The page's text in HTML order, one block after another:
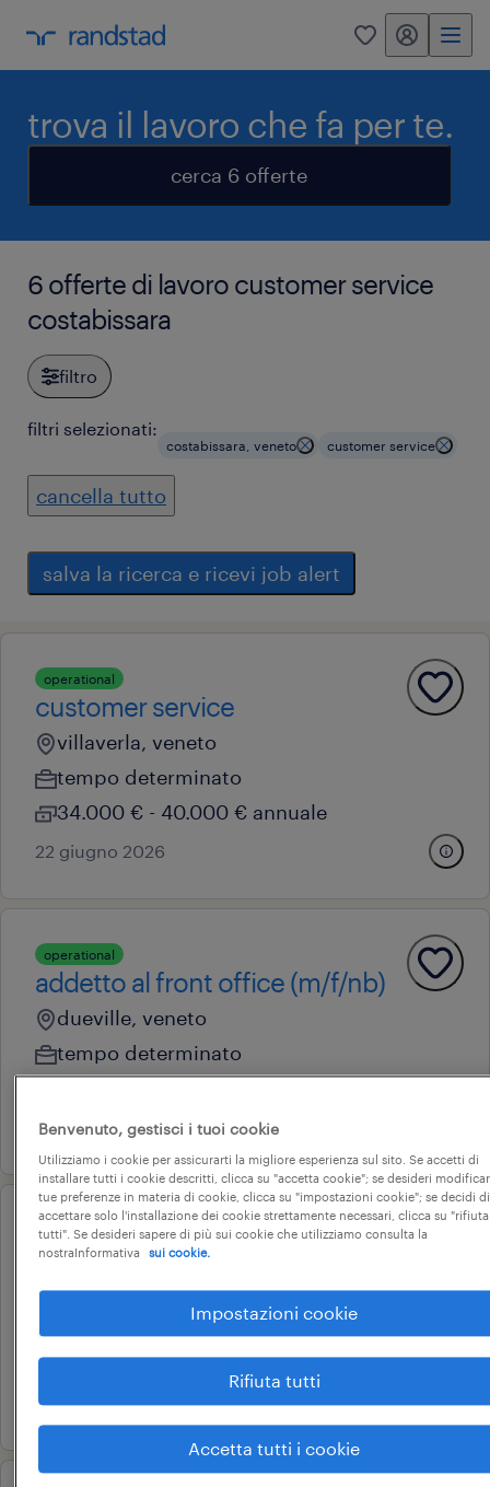
0 my randstad
trova il lavoro che fa per te.
cerca 6 offerte
6 offerte di lavoro customer service
costabissara
filtro
filtri selezionati:
costabissara, veneto customer service
cancella tutto
salva la ricerca e ricevi job alert
operational
customer service
villaverla, veneto
tempo determinato
34.000 € - 40.000 € annuale
22 giugno 2026
operational
addetto al front office (m/f/nb)
dueville, veneto
tempo determinato
10 luglio 2026
professional
addetto al centralino (stage)
orgiano, veneto
450 € - 2.700 € annuale
3 agosto 2026
Benvenuto, gestisci i tuoi cookie
Utilizziamo i cookie per assicurarti la migliore esperienza sul sito. Se accetti di
installare tutti i cookie descritti, clicca su "accetta cookie"; se desideri
tue preferenze in materia di cookie, clicca su "impostazioni cookie"; se decidi di
accettare solo l'installazione dei cookie strettamente necessari, clicca su "rifiuta
tutti". Se desideri sapere di più sui cookie che utilizziamo consulta la
nostraInformativa
sui cookie.
Impostazioni cookie
Rifiuta tutti
Accetta tutti i cookie